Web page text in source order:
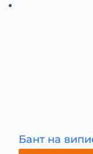
Бант на